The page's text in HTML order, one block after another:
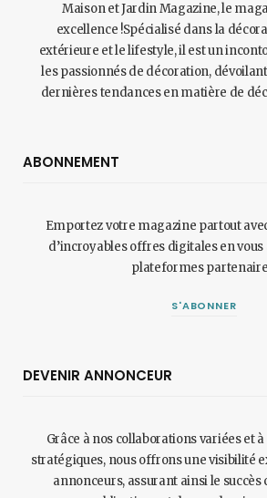
Maison et Jardin Magazine, le
excellence !Spécialisé dans la
extérieure et le lifestyle, il est un
les passionnés de décoration,
dernières tendances en matière de
ABONNEMENT
Emportez votre magazine partout
d’incroyables offres digitales en
plateformes
S'ABONNER
DEVENIR ANNONCEUR
Grâce à nos collaborations variées et
stratégiques, nous offrons une visibilité
annonceurs, assurant ainsi le succès